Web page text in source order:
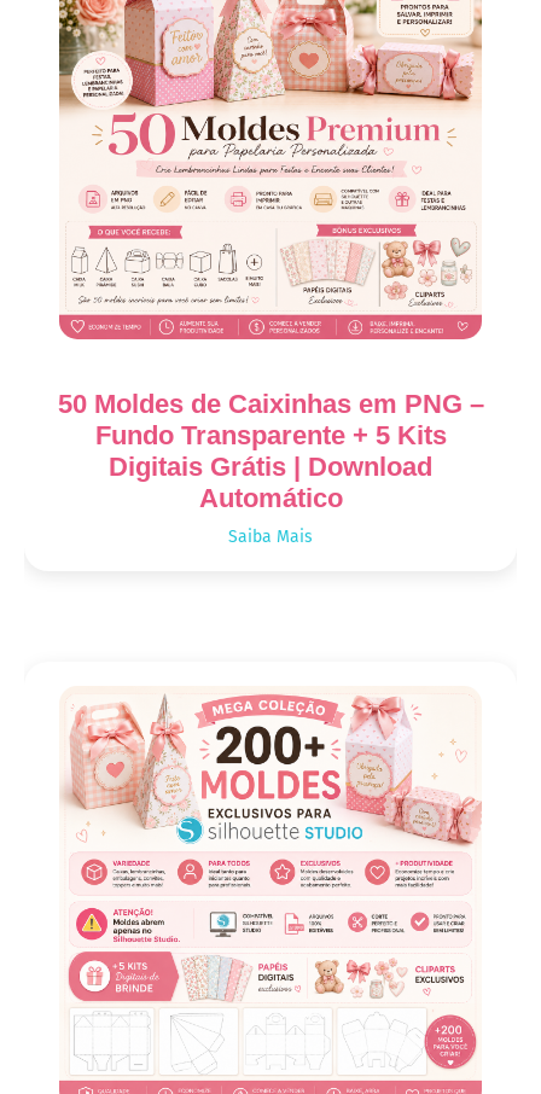
50 Moldes de Caixinhas em PNG –
Fundo Transparente + 5 Kits
Digitais Grátis | Download
Automático
Saiba Mais